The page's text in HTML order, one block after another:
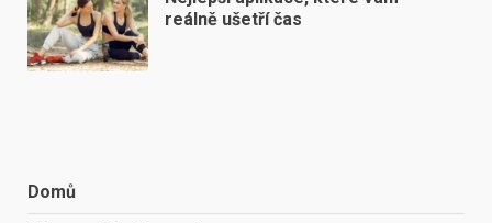
reálně ušetří čas
Domů